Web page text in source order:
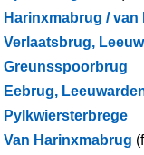
Harinxmabrug / van
Verlaatsbrug,
Greunsspoorbrug
Eebrug,
Pylkwiersterbrege
Van Harinxmabrug